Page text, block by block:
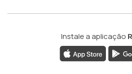
Instale a aplicação